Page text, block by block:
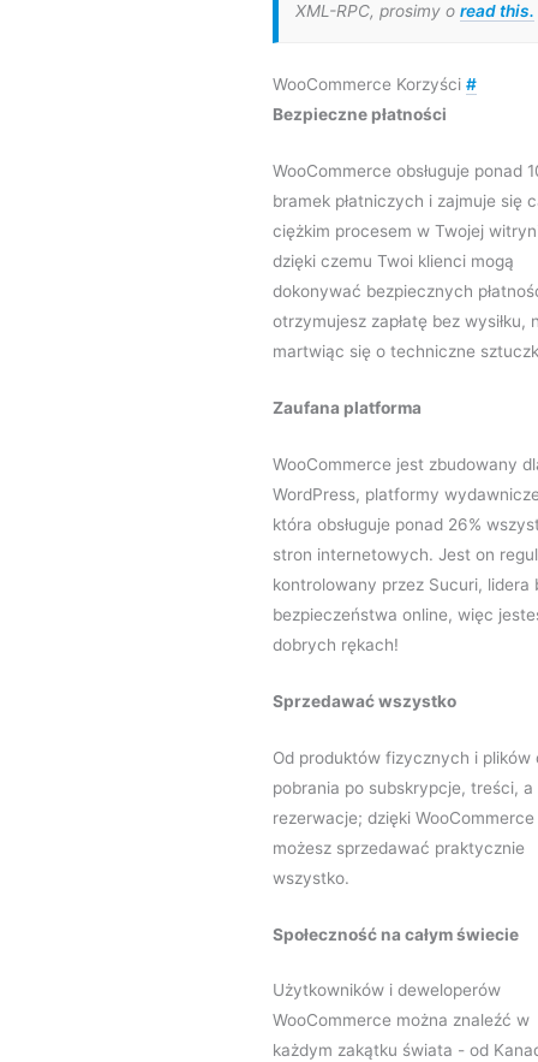
XML-RPC, prosimy o read this.
WooCommerce Korzyści #
Bezpieczne płatności
WooCommerce obsługuje ponad
bramek płatniczych i zajmuje się
ciężkim procesem w Twojej
dzięki czemu Twoi klienci mogą
dokonywać bezpiecznych
otrzymujesz zapłatę bez wysiłku,
martwiąc się o techniczne
Zaufana platforma
WooCommerce jest zbudowany
WordPress, platformy
która obsługuje ponad 26%
stron internetowych. Jest on
kontrolowany przez Sucuri, lidera
bezpieczeństwa online, więc
dobrych rękach!
Sprzedawać wszystko
Od produktów fizycznych i plików
pobrania po subskrypcje, treści,
rezerwacje; dzięki WooCommerce
możesz sprzedawać praktycznie
wszystko.
Społeczność na całym świecie
Użytkowników i deweloperów
WooCommerce można znaleźć w
każdym zakątku świata - od